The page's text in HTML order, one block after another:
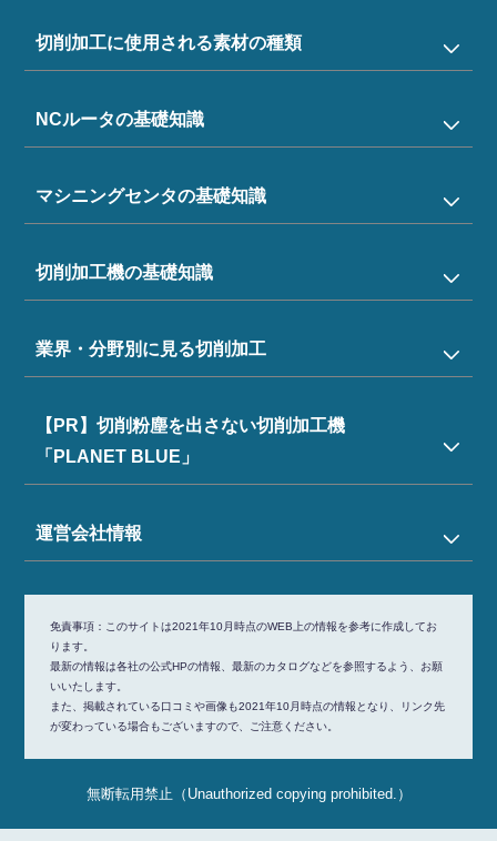
切削加工に使用される素材の種類
NCルータの基礎知識
マシニングセンタの基礎知識
切削加工機の基礎知識
業界・分野別に見る切削加工
【PR】切削粉塵を出さない切削加工機
「PLANET BLUE」
運営会社情報
免責事項： このサイトは2021年10月時点のWEB上の情報を参考に作成してお
ります。
最新の情報は各社の公式HPの情報、最新のカタログなどを参照するよう、お願
いいたします。
また、掲載されている口コミや画像も2021年10月時点の情報となり、リンク先
が変わっている場合もございますので、ご注意ください。
無断転用禁止（Unauthorized copying prohibited.）